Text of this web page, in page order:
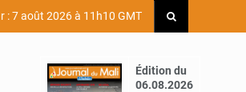
: 7 août 2026 à 11h10 GMT
Édition du
06.08.2026